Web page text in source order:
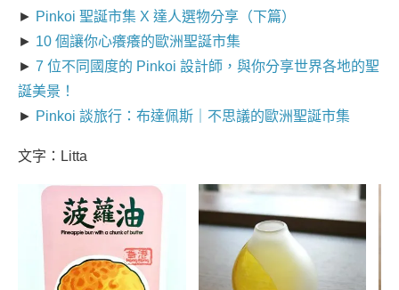
► Pinkoi 聖誕市集 X 達人選物分享（下篇）
► 10 個讓你心癢癢的歐洲聖誕市集
► 7 位不同國度的 Pinkoi 設計師，與你分享世界各地的聖
誕美景！
► Pinkoi 談旅行：布達佩斯｜不思議的歐洲聖誕市集
文字：Litta